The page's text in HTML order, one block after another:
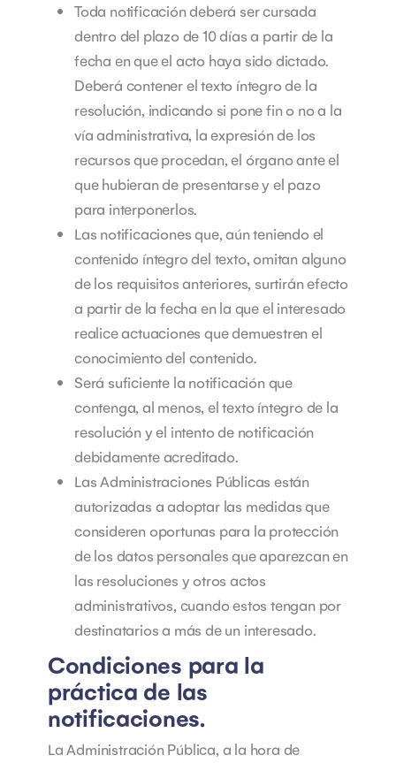
Toda notificación deberá ser cursada
dentro del plazo de 10 días a partir de la
fecha en que el acto haya sido dictado.
Deberá contener el texto íntegro de la
resolución, indicando si pone fin o no a la
vía administrativa, la expresión de los
recursos que procedan, el órgano ante el
que hubieran de presentarse y el pazo
para interponerlos.
Las notificaciones que, aún teniendo el
contenido íntegro del texto, omitan alguno
de los requisitos anteriores, surtirán efecto
a partir de la fecha en la que el interesado
realice actuaciones que demuestren el
conocimiento del contenido.
Será suficiente la notificación que
contenga, al menos, el texto íntegro de la
resolución y el intento de notificación
debidamente acreditado.
Las Administraciones Públicas están
autorizadas a adoptar las medidas que
consideren oportunas para la protección
de los datos personales que aparezcan en
las resoluciones y otros actos
administrativos, cuando estos tengan por
destinatarios a más de un interesado.
Condiciones para la
práctica de las
notificaciones.
La Administración Pública, a la hora de